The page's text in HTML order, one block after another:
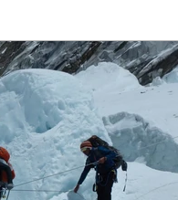
Chíle South America
Πάσχα Σαμοθράκη